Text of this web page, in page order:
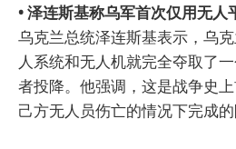
• 泽连斯基称乌军首次仅用无人
乌克兰总统泽连斯基表示，乌
人系统和无人机就完全夺取了
者投降。他强调，这是战争史上
己方无人员伤亡的情况下完成的